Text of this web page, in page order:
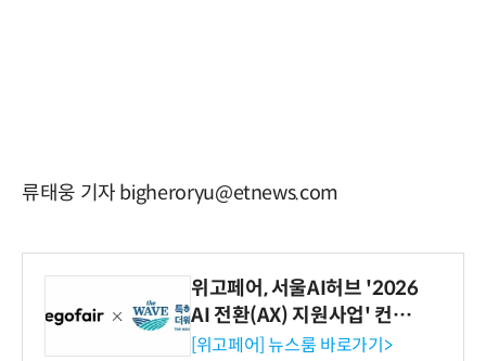
류태웅 기자 bigheroryu@etnews.com
위고페어, 서울AI허브 '2026
AI 전환(AX) 지원사업' 컨소
시엄 선정
[위고페어] 뉴스룸 바로가기>